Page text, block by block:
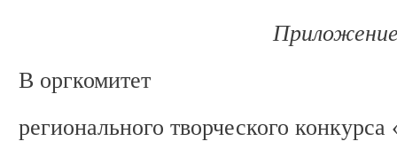
В оргкомитет
регионального творческого